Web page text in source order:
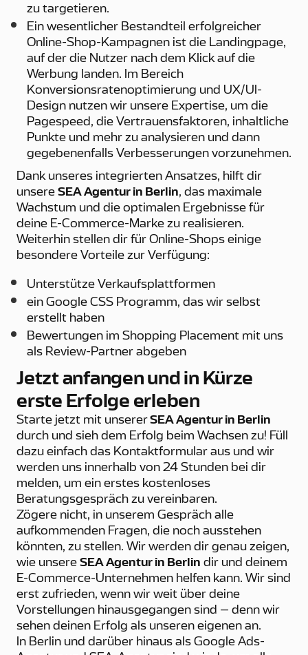
zu targetieren.
Ein wesentlicher Bestandteil erfolgreicher
Online-Shop-Kampagnen ist die Landingpage,
auf der die Nutzer nach dem Klick auf die
Werbung landen. Im Bereich
Konversionsratenoptimierung und UX/UI-
Design nutzen wir unsere Expertise, um die
Pagespeed, die Vertrauensfaktoren, inhaltliche
Punkte und mehr zu analysieren und dann
gegebenenfalls Verbesserungen vorzunehmen.
Dank unseres integrierten Ansatzes, hilft dir
unsere SEA Agentur in Berlin, das maximale
Wachstum und die optimalen Ergebnisse für
deine E-Commerce-Marke zu realisieren.
Weiterhin stellen dir für Online-Shops einige
besondere Vorteile zur Verfügung:
Unterstütze Verkaufsplattformen
ein Google CSS Programm, das wir selbst
erstellt haben
Bewertungen im Shopping Placement mit uns
als Review-Partner abgeben
Jetzt anfangen und in Kürze
erste Erfolge erleben
Starte jetzt mit unsererSEA Agentur in Berlin
durch und sieh dem Erfolg beim Wachsen zu! Füll
dazu einfach das Kontaktformular aus und wir
werden uns innerhalb von 24 Stunden bei dir
melden, um ein erstes kostenloses
Beratungsgespräch zu vereinbaren.
Zögere nicht, in unserem Gespräch alle
aufkommenden Fragen, die noch ausstehen
könnten, zu stellen. Wir werden dir genau zeigen,
wie unsere SEA Agentur in Berlin dir und deinem
E-Commerce-Unternehmen helfen kann. Wir sind
erst zufrieden, wenn wir weit über deine
Vorstellungen hinausgegangen sind – denn wir
sehen deinen Erfolg als unseren eigenen an.
In Berlin und darüber hinaus als Google Ads-